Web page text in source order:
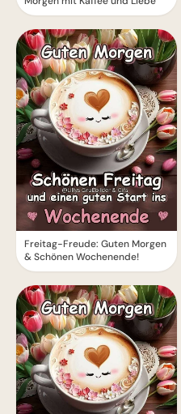
Freitag-Freude: Guten Morgen
& Schönen Wochenende!